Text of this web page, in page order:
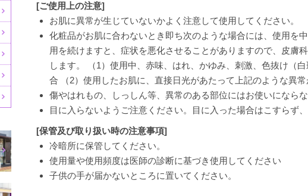
[ご使用上の注意]
お肌に異常が生じていないかよく注意して使用してください。
化粧品がお肌に合わないとき即ち次のような場合には、使用を
用を続けますと、症状を悪化させることがありますので、皮膚
します。 （1）使用中、赤味、はれ、かゆみ、刺激、色抜け（
合 （2）使用したお肌に、直接日光があたって上記のような異
傷やはれもの、しっしん等、異常のある部位にはお使いになら
目に入らないようご注意ください。目に入った場合はこすらず
[保管及び取り扱い時の注意事項]
冷暗所に保管してください。
使用量や使用頻度は医師の診断に基づき使用してください
子供の手が届かないところに置いてください。